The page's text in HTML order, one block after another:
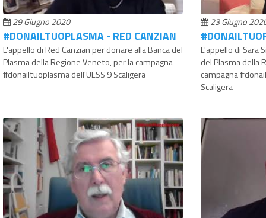
29 Giugno 2020
#DONAILTUOPLASMA - RED CANZIAN
L'appello di Red Canzian per donare alla Banca del
Plasma della Regione Veneto, per la campagna
#donailtuoplasma dell'ULSS 9 Scaligera
23 Giugno
L'appello di Sara
del Plasma della
campagna
Scaligera